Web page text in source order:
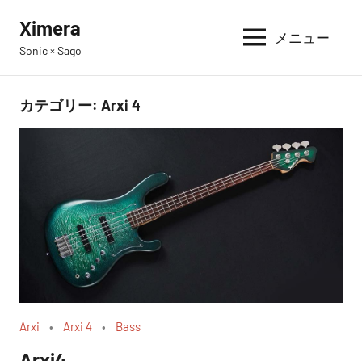
ン
Ximera
Sonic × Sago
メニュー
カテゴリー: Arxi 4
Arxi Arxi 4 Bass